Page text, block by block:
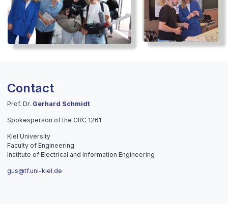
Contact
Prof. Dr. Gerhard Schmidt
Spokesperson of the CRC 1261
Kiel University
Faculty of Engineering
Institute of Electrical and Information Engineering
gus@tf.uni-kiel.de